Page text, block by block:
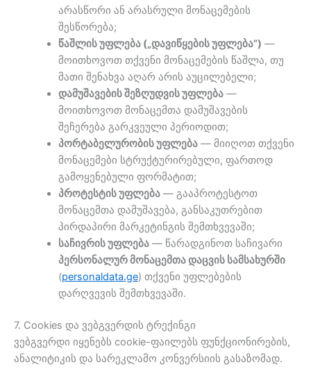
არასწორი ან არასრული მონაცემების
შესწორება;
წაშლის უფლება („დავიწყების უფლება”) —
მოითხოვოთ თქვენი მონაცემების წაშლა, თუ
მათი შენახვა აღარ არის აუცილებელი;
დამუშავების შეზღუდვის უფლება—
მოითხოვოთ მონაცემთა დამუშავების
შეჩერება გარკვეული პერიოდით;
პორტაბელურობის უფლება— მიიღოთ თქვენი
მონაცემები სტრუქტურირებული, ფართოდ
გამოყენებული ფორმატით;
პროტესტის უფლება— გააპროტესტოთ
მონაცემთა დამუშავება, განსაკუთრებით
პირდაპირი მარკეტინგის შემთხვევაში;
საჩივრის უფლება— წარადგინოთ საჩივარი
პერსონალურ მონაცემთა დაცვის სამსახურში
(personaldata.ge) თქვენი უფლებების
დარღვევის შემთხვევაში.
7. Cookies და ვებგვერდის ტრექინგი
ვებგვერდი იყენებს cookie-ფაილებს ფუნქციონირების,
ანალიტიკის და სარეკლამო კონვერსიის გასაზომად.